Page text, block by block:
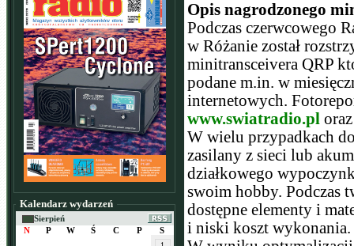
Kalendarz wydarzeń
Sierpień
N
P W Ś C P S
Opis nagrodzonego
Podczas czerwcowego
w Różanie został
minitransceivera QRP
podane m.in. w
internetowych.
www.swiatradio.pl
W wielu przypadkach
zasilany z sieci lub
działkowego
swoim hobby. Podczas
dostępne elementy i
i niski koszt wykonania.